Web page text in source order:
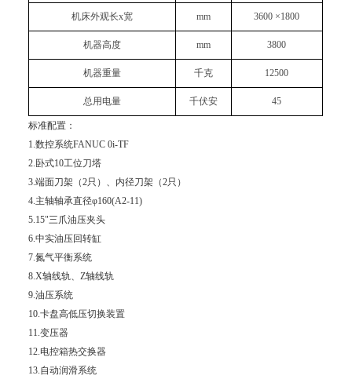
机床外观长x宽 mm 3600 ×1800
机器高度 mm 3800
机器重量 千克 12500
总用电量 千伏安 45
标准配置：
1.数控系统FANUC 0i-TF
2.卧式10工位刀塔
3.端面刀架（2只）、内径刀架（2只）
4.主轴轴承直径φ160(A2-11)
5.15"三爪油压夹头
6.中实油压回转缸
7.氮气平衡系统
8.X轴线轨、Z轴线轨
9.油压系统
10.卡盘高低压切换装置
11.变压器
12.电控箱热交换器
13.自动润滑系统